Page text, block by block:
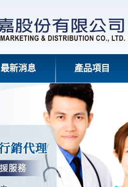
最新消息 產品項目